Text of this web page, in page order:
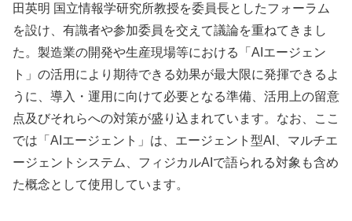
田英明 国立情報学研究所教授を委員長としたフォーラム
を設け、有識者や参加委員を交えて議論を重ねてきまし
た。製造業の開発や生産現場等における「AIエージェン
ト」の活用により期待できる効果が最大限に発揮できるよ
うに、導入・運用に向けて必要となる準備、活用上の留意
点及びそれらへの対策が盛り込まれています。なお、ここ
では「AIエージェント」は、エージェント型AI、マルチエ
ージェントシステム、フィジカルAIで語られる対象も含め
た概念として使用しています。